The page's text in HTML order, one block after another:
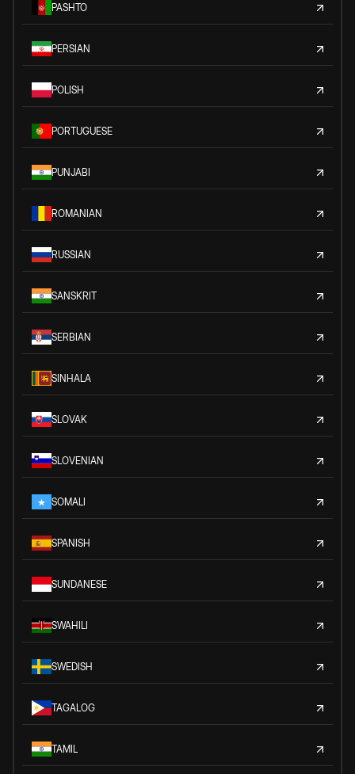
PASHTO
PERSIAN
POLISH
PORTUGUESE
PUNJABI
ROMANIAN
RUSSIAN
SANSKRIT
SERBIAN
SINHALA
SLOVAK
SLOVENIAN
SOMALI
SPANISH
SUNDANESE
SWAHILI
SWEDISH
TAGALOG
TAMIL